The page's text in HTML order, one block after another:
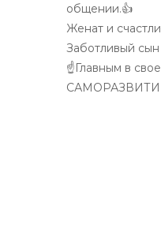
общении.👍
Женат и
Заботливый
☝Главным в